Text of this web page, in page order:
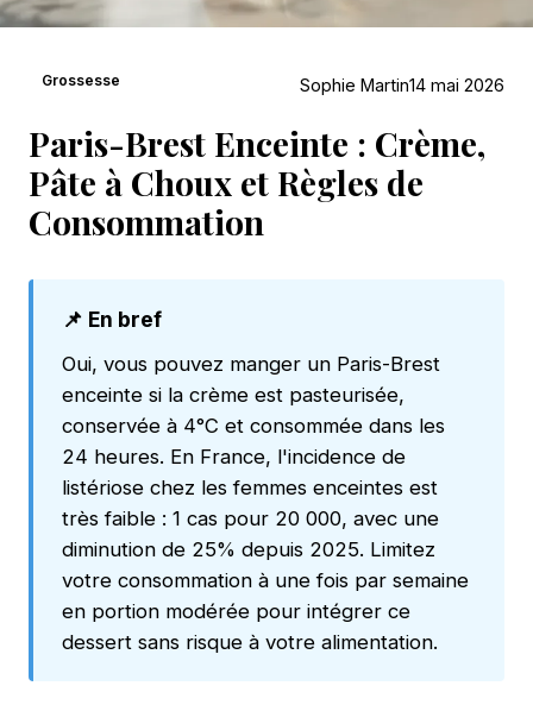
Grossesse Sophie Martin14 mai 2026
Paris-Brest Enceinte : Crème,
Pâte à Choux et Règles de
Consommation
📌 En bref
Oui, vous pouvez manger un Paris-Brest
enceinte si la crème est pasteurisée,
conservée à 4°C et consommée dans les
24 heures. En France, l'incidence de
listériose chez les femmes enceintes est
très faible : 1 cas pour 20 000, avec une
diminution de 25% depuis 2025. Limitez
votre consommation à une fois par semaine
en portion modérée pour intégrer ce
dessert sans risque à votre alimentation.